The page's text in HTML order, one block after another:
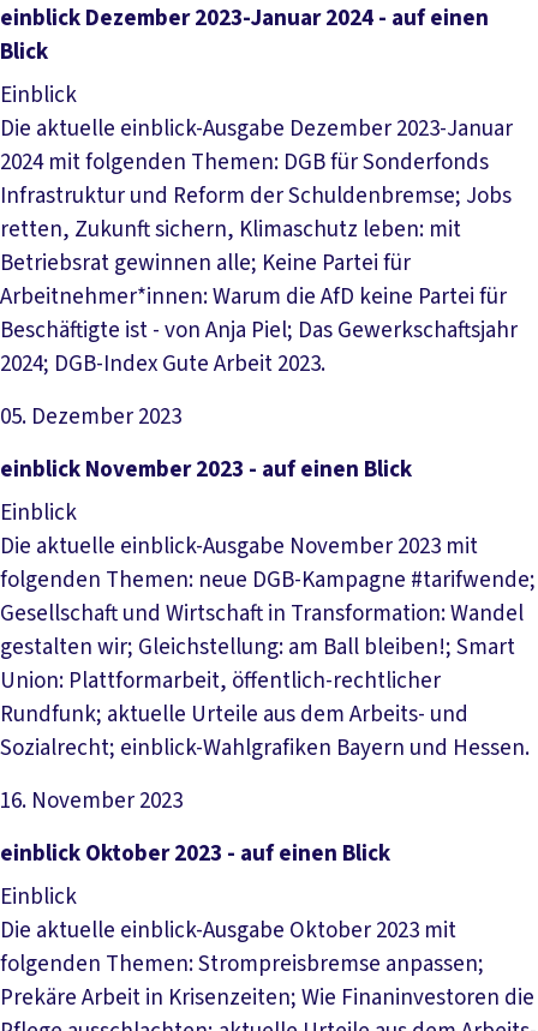
Datei herunterladen
einblick Dezember 2023-Januar 2024 - auf einen
Blick
Einblick
Die aktuelle einblick-Ausgabe Dezember 2023-Januar
2024 mit folgenden Themen: DGB für Sonderfonds
Infrastruktur und Reform der Schuldenbremse; Jobs
retten, Zukunft sichern, Klimaschutz leben: mit
Betriebsrat gewinnen alle; Keine Partei für
Arbeitnehmer*innen: Warum die AfD keine Partei für
Beschäftigte ist - von Anja Piel; Das Gewerkschaftsjahr
2024; DGB-Index Gute Arbeit 2023.
05. Dezember 2023
Datei herunterladen
einblick November 2023 - auf einen Blick
Einblick
Die aktuelle einblick-Ausgabe November 2023 mit
folgenden Themen: neue DGB-Kampagne #tarifwende;
Gesellschaft und Wirtschaft in Transformation: Wandel
gestalten wir; Gleichstellung: am Ball bleiben!; Smart
Union: Plattformarbeit, öffentlich-rechtlicher
Rundfunk; aktuelle Urteile aus dem Arbeits- und
Sozialrecht; einblick-Wahlgrafiken Bayern und Hessen.
16. November 2023
Datei herunterladen
einblick Oktober 2023 - auf einen Blick
Einblick
Die aktuelle einblick-Ausgabe Oktober 2023 mit
folgenden Themen: Strompreisbremse anpassen;
Prekäre Arbeit in Krisenzeiten; Wie Finaninvestoren die